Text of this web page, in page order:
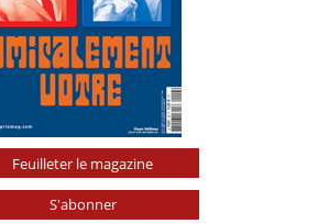
Feuilleter le magazine
S'abonner